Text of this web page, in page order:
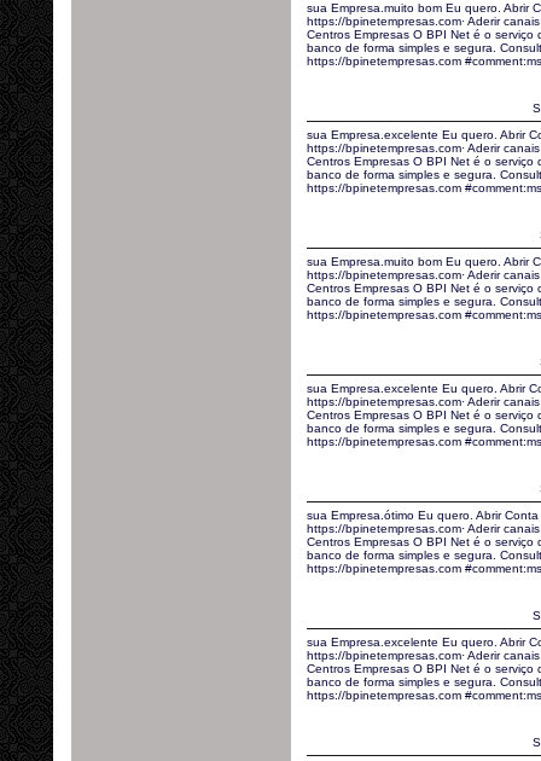
sua Empresa.muito bom Eu quero. Abrir
https://bpinetempresas.com· Aderir
Centros Empresas O BPI Net é o
banco de forma simples e segura.
https://bpinetempresas.com
sua Empresa.excelente Eu quero. Abrir
https://bpinetempresas.com· Aderir
Centros Empresas O BPI Net é o
banco de forma simples e segura.
https://bpinetempresas.com
sua Empresa.muito bom Eu quero. Abrir
https://bpinetempresas.com· Aderir
Centros Empresas O BPI Net é o
banco de forma simples e segura.
https://bpinetempresas.com
sua Empresa.excelente Eu quero. Abrir
https://bpinetempresas.com· Aderir
Centros Empresas O BPI Net é o
banco de forma simples e segura.
https://bpinetempresas.com
sua Empresa.ótimo Eu quero. Abrir
https://bpinetempresas.com· Aderir
Centros Empresas O BPI Net é o
banco de forma simples e segura.
https://bpinetempresas.com
sua Empresa.excelente Eu quero. Abrir
https://bpinetempresas.com· Aderir
Centros Empresas O BPI Net é o
banco de forma simples e segura.
https://bpinetempresas.com